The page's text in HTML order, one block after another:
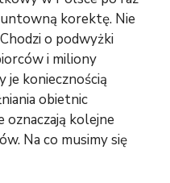
korektę. Nie
o podwyżki
i miliony
je koniecznością
obietnic
kolejne
Na co musimy się